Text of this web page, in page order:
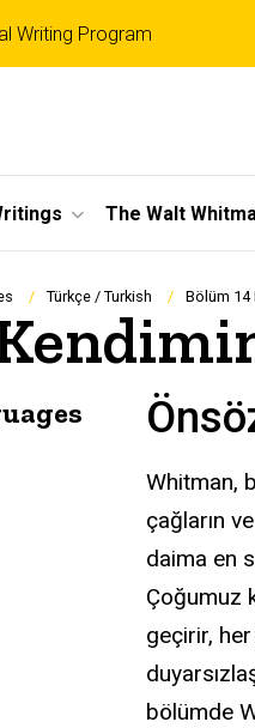
Writing Program
The Walt
Türkçe / Turkish Bölüm 14
Whitman,
çağların
daima en
Çoğumuz
geçirir,
bölümde